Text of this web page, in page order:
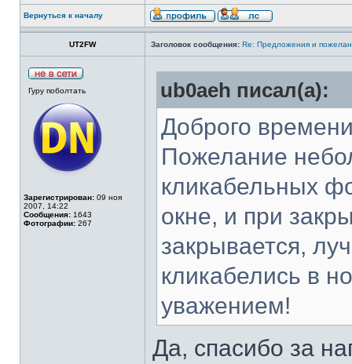
Вернуться к началу
UT2FW Заголовок сообщения: Re: Предложения и
Гуру поболтать
Зарегистрирован: 09 ноя
2007, 14:22
Сообщения: 1643
Фотографии: 267
ub0aeh писал(а):
Доброго
Пожелание
кликабельных
окне, и при
закрывается,
кликабелись в
уважением!
Да, спасибо за